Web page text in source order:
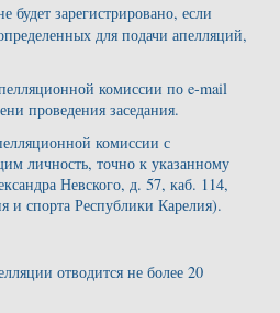
будет зарегистрировано, если
для подачи апелляций,
комиссии по e-mail
проведения заседания.
комиссии с
личность, точно к указанному
Невского, д. 57, каб. 114,
и спорта Республики Карелия).
отводится не более 20